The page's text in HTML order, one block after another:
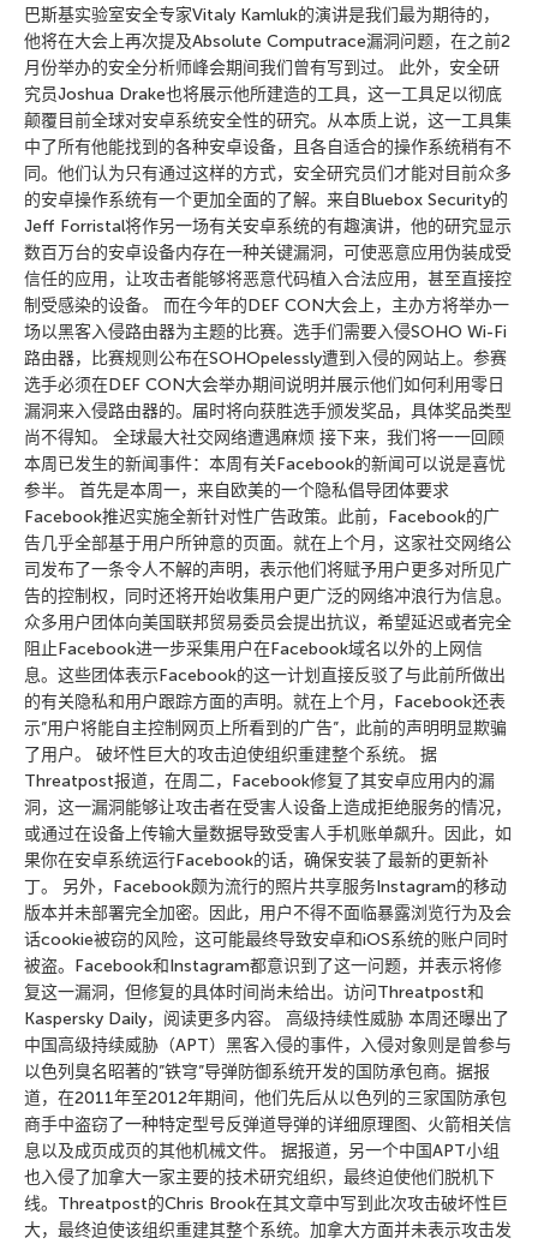
巴斯基实验室安全专家Vitaly Kamluk的演讲是我们最为期待的，
他将在大会上再次提及Absolute Computrace漏洞问题，在之前2
月份举办的安全分析师峰会期间我们曾有写到过。 此外，安全研
究员Joshua Drake也将展示他所建造的工具，这一工具足以彻底
颠覆目前全球对安卓系统安全性的研究。从本质上说，这一工具集
中了所有他能找到的各种安卓设备，且各自适合的操作系统稍有不
同。他们认为只有通过这样的方式，安全研究员们才能对目前众多
的安卓操作系统有一个更加全面的了解。来自Bluebox Security的
Jeff Forristal将作另一场有关安卓系统的有趣演讲，他的研究显示
数百万台的安卓设备内存在一种关键漏洞，可使恶意应用伪装成受
信任的应用，让攻击者能够将恶意代码植入合法应用，甚至直接控
制受感染的设备。 而在今年的DEF CON大会上，主办方将举办一
场以黑客入侵路由器为主题的比赛。选手们需要入侵SOHO Wi-Fi
路由器，比赛规则公布在SOHOpelessly遭到入侵的网站上。参赛
选手必须在DEF CON大会举办期间说明并展示他们如何利用零日
漏洞来入侵路由器的。届时将向获胜选手颁发奖品，具体奖品类型
尚不得知。 全球最大社交网络遭遇麻烦 接下来，我们将一一回顾
本周已发生的新闻事件：本周有关Facebook的新闻可以说是喜忧
参半。 首先是本周一，来自欧美的一个隐私倡导团体要求
Facebook推迟实施全新针对性广告政策。此前，Facebook的广
告几乎全部基于用户所钟意的页面。就在上个月，这家社交网络公
司发布了一条令人不解的声明，表示他们将赋予用户更多对所见广
告的控制权，同时还将开始收集用户更广泛的网络冲浪行为信息。
众多用户团体向美国联邦贸易委员会提出抗议，希望延迟或者完全
阻止Facebook进一步采集用户在Facebook域名以外的上网信
息。这些团体表示Facebook的这一计划直接反驳了与此前所做出
的有关隐私和用户跟踪方面的声明。就在上个月，Facebook还表
示”用户将能自主控制网页上所看到的广告”，此前的声明明显欺骗
了用户。 破坏性巨大的攻击迫使组织重建整个系统。 据
Threatpost报道，在周二，Facebook修复了其安卓应用内的漏
洞，这一漏洞能够让攻击者在受害人设备上造成拒绝服务的情况，
或通过在设备上传输大量数据导致受害人手机账单飙升。因此，如
果你在安卓系统运行Facebook的话，确保安装了最新的更新补
丁。 另外，Facebook颇为流行的照片共享服务Instagram的移动
版本并未部署完全加密。因此，用户不得不面临暴露浏览行为及会
话cookie被窃的风险，这可能最终导致安卓和iOS系统的账户同时
被盗。Facebook和Instagram都意识到了这一问题，并表示将修
复这一漏洞，但修复的具体时间尚未给出。访问Threatpost和
Kaspersky Daily，阅读更多内容。 高级持续性威胁 本周还曝出了
中国高级持续威胁（APT）黑客入侵的事件，入侵对象则是曾参与
以色列臭名昭著的”铁穹”导弹防御系统开发的国防承包商。据报
道，在2011年至2012年期间，他们先后从以色列的三家国防承包
商手中盗窃了一种特定型号反弹道导弹的详细原理图、火箭相关信
息以及成页成页的其他机械文件。 据报道，另一个中国APT小组
也入侵了加拿大一家主要的技术研究组织，最终迫使他们脱机下
线。Threatpost的Chris Brook在其文章中写到此次攻击破坏性巨
大，最终迫使该组织重建其整个系统。加拿大方面并未表示攻击发